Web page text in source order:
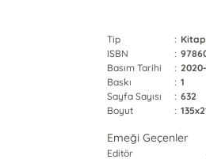
Tip : Kitap
ISBN
:
Basım Tarihi
:
Baskı
: 1
Sayfa Sayısı
: 632
Boyut
:
Emeği Geçenler
Editör